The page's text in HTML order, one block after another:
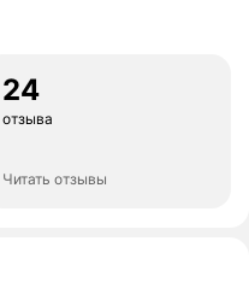
24
отзыва
Читать отзывы